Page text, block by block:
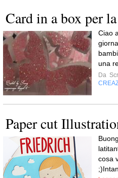
Card in a box per
Ciao
una
Da
Paper cut
cosa